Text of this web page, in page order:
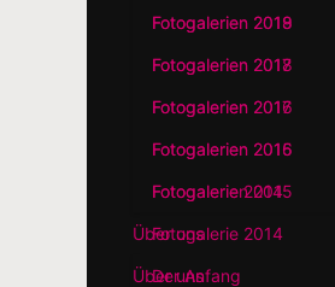
Fotogalerien 2018
Fotogalerien 2017
Fotogalerien 2016
Fotogalerien 2015
Fotogalerie 2014
Über uns
Der Anfang